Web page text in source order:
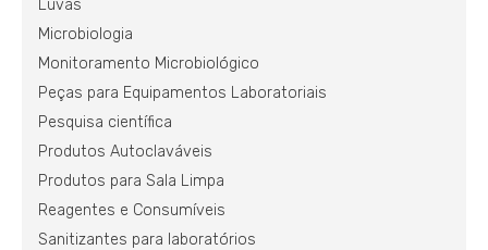
Luvas
Microbiologia
Monitoramento Microbiológico
Peças para Equipamentos Laboratoriais
Pesquisa científica
Produtos Autoclaváveis
Produtos para Sala Limpa
Reagentes e Consumíveis
Sanitizantes para laboratórios